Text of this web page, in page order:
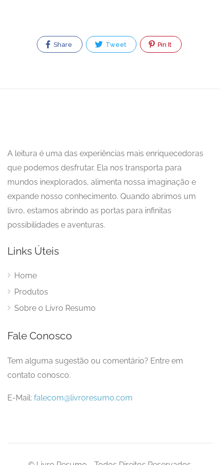
Share Tweet Pin It
A leitura é uma das experiências mais enriquecedoras
que podemos desfrutar. Ela nos transporta para
mundos inexplorados, alimenta nossa imaginação e
expande nosso conhecimento. Quando abrimos um
livro, estamos abrindo as portas para infinitas
possibilidades e aventuras.
Links Úteis
Home
Produtos
Sobre o Livro Resumo
Fale Conosco
Tem alguma sugestão ou comentário? Entre em
contato conosco.
E-Mail: falecom@livroresumo.com